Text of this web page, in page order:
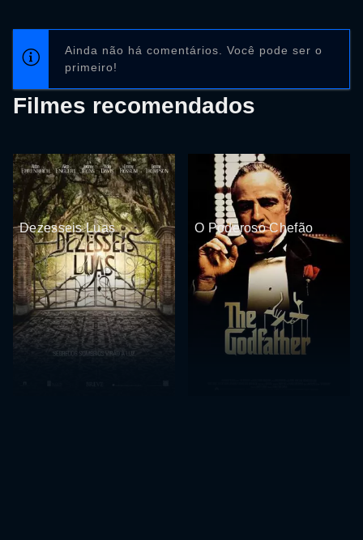
Ainda não há comentários. Você pode ser o
primeiro!
Filmes recomendados
Dezesseis Luas O Poderoso Chefão